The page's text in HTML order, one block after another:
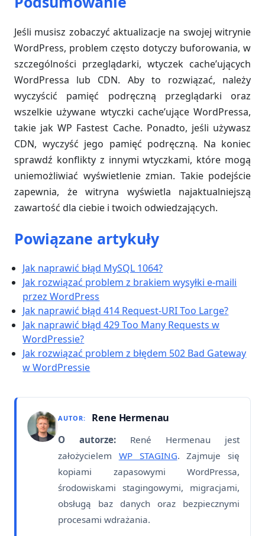
Jeśli musisz zobaczyć aktualizacje na swojej witrynie
WordPress, problem często dotyczy buforowania, w
szczególności przeglądarki, wtyczek cache’ujących
WordPressa lub CDN. Aby to rozwiązać, należy
wyczyścić pamięć podręczną przeglądarki oraz
wszelkie używane wtyczki cache’ujące WordPressa,
takie jak WP Fastest Cache. Ponadto, jeśli używasz
CDN, wyczyść jego pamięć podręczną. Na koniec
sprawdź konflikty z innymi wtyczkami, które mogą
uniemożliwiać wyświetlenie zmian. Takie podejście
zapewnia, że witryna wyświetla najaktualniejszą
zawartość dla ciebie i twoich odwiedzających.
Powiązane artykuły
Jak naprawić błąd MySQL 1064?
Jak rozwiązać problem z brakiem wysyłki e-maili
przez WordPress
Jak naprawić błąd 414 Request-URI Too Large?
Jak naprawić błąd 429 Too Many Requests w
WordPressie?
Jak rozwiązać problem z błędem 502 Bad Gateway
w WordPressie
AUTOR: Rene Hermenau
O autorze: René Hermenau jest
założycielem WP STAGING. Zajmuje się
kopiami zapasowymi WordPressa,
środowiskami stagingowymi, migracjami,
obsługą baz danych oraz bezpiecznymi
procesami wdrażania.